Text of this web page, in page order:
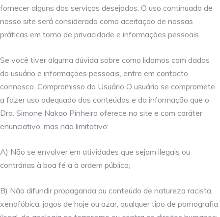
fornecer alguns dos serviços desejados. O uso continuado de
nosso site será considerado como aceitação de nossas
práticas em torno de privacidade e informações pessoais.
Se você tiver alguma dúvida sobre como lidamos com dados
do usuário e informações pessoais, entre em contacto
connosco. Compromisso do Usuário O usuário se compromete
a fazer uso adequado dos conteúdos e da informação que o
Dra. Simone Nakao Pinheiro oferece no site e com caráter
enunciativo, mas não limitativo:
A) Não se envolver em atividades que sejam ilegais ou
contrárias à boa fé a à ordem pública;
B) Não difundir propaganda ou conteúdo de natureza racista,
xenofóbica, jogos de hoje ou azar, qualquer tipo de pornografia